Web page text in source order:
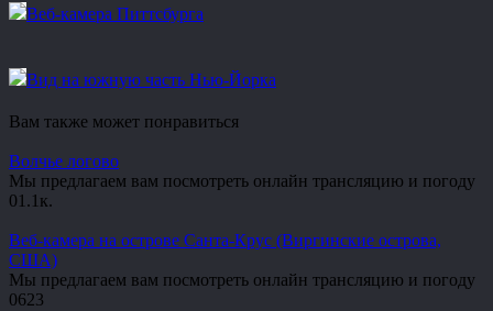
Веб-камера Питтсбурга
Вид на южную часть Нью-Йорка
Вам также может понравиться
Волчье логово
Мы предлагаем вам посмотреть онлайн трансляцию и погоду
01.1к.
Веб-камера на острове Санта-Крус (Виргинские острова,
США)
Мы предлагаем вам посмотреть онлайн трансляцию и погоду
0623